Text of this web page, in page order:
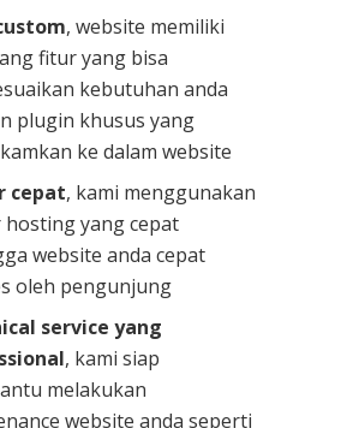
, website memiliki
fitur yang bisa
kebutuhan anda
plugin khusus yang
ke dalam website
cepat, kami menggunakan
hosting yang cepat
website anda cepat
oleh pengunjung
service yang
, kami siap
melakukan
website anda seperti